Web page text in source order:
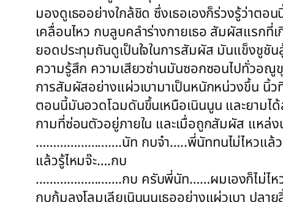
มองดูเธออย่างใกล้ชิด ซึ่งเธอเองก็ร่วงรู้ว่าต
เคลื่อนไหว กบลูบคลำร่างกายเธอ สัมผัสแรกที่
ยอดประทุมถันดูเป็นใจในการสัมผัส มันแข็งชูชั
ความรู้สึก ความเสียวซ่านมันซอกซอนไปทั่วอณู
การสัมผัสอย่างแผ่วเบามาเป็นหนักหน่วงขึ้น
ตอนนี้มันอวดโฉมดันขึ้นเหนือเนินนูน และยาม
กามที่ซ่อนตัวอยู่ภายใน และเมื่อถูกสัมผัส แหล่
…………………….นัท กบจ๋า…..พี่นัททนไม่ไหวแล้ว
แล้วรู้ไหมจ๊ะ….กบ
…………………….กบ ครับพี่นัท……ผมเองก็ไม่ไห